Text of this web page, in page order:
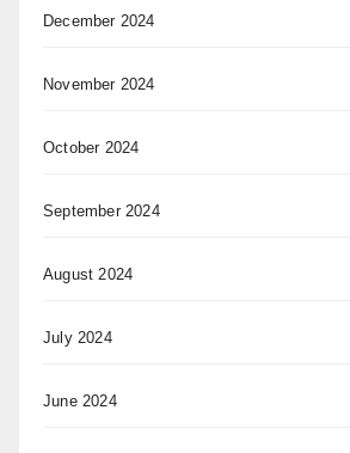
December 2024
November 2024
October 2024
September 2024
August 2024
July 2024
June 2024